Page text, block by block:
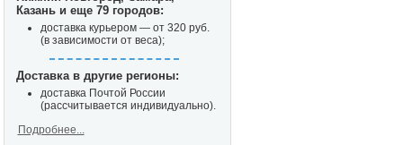
Казань и еще 79 городов:
доставка курьером — от 320 руб.
(в зависимости от веса);
Доставка в другие регионы:
доставка Почтой России
(рассчитывается индивидуально).
Подробнее...